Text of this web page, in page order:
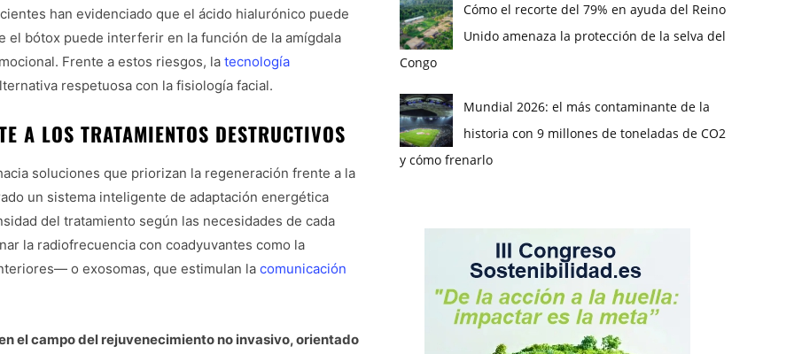
han evidenciado que el ácido hialurónico puede
el bótox puede interferir en la función de la amígdala
Frente a estos riesgos, la tecnología
respetuosa con la fisiología facial.
A LOS TRATAMIENTOS DESTRUCTIVOS
soluciones que priorizan la regeneración frente a la
un sistema inteligente de adaptación energética
del tratamiento según las necesidades de cada
la radiofrecuencia con coadyuvantes como la
o exosomas, que estimulan la comunicación
el campo del rejuvenecimiento no invasivo, orientado
Cómo el recorte del 79% en ayuda del Reino
Unido amenaza la protección de la selva del
Congo
Mundial 2026: el más contaminante de la
historia con 9 millones de toneladas de CO2
y cómo frenarlo